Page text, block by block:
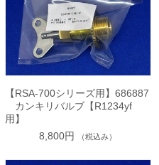
【RSA-700シリーズ用】686887
カンキリバルブ【R1234yf
用】
8,800円
（税込み）